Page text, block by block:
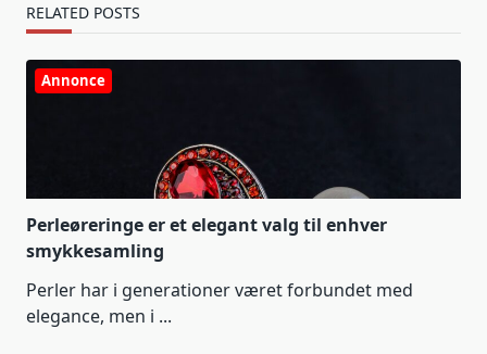
RELATED POSTS
Annonce
Perleøreringe er et elegant valg til enhver
smykkesamling
Perler har i generationer været forbundet med
elegance, men i ...